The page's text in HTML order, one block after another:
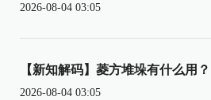
2026-08-04 03:05
【新知解码】菱方堆垛有什么用？
2026-08-04 03:05